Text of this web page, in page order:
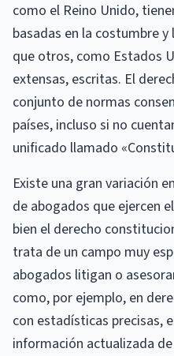
como el Reino Unido,
basadas en la costumbre
que otros, como Estados
extensas, escritas. El
conjunto de normas
países, incluso si no
unificado llamado
Existe una gran variación
de abogados que ejercen
bien el derecho
trata de un campo muy
abogados litigan o
como, por ejemplo, en
con estadísticas precisas,
información actualizada